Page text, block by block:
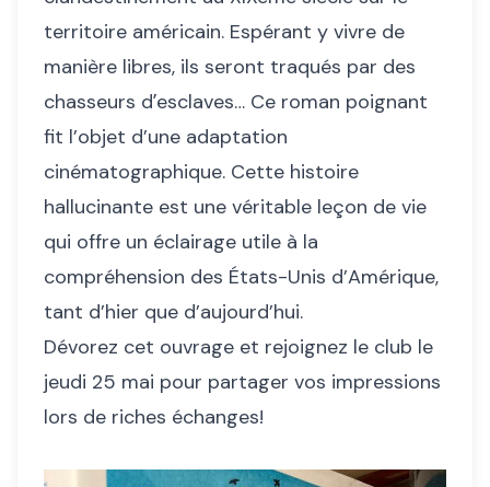
territoire américain. Espérant y vivre de
manière libres, ils seront traqués par des
chasseurs dʼesclaves… Ce roman poignant
fit l’objet d’une adaptation
cinématographique. Cette histoire
hallucinante est une véritable leçon de vie
qui offre un éclairage utile à la
compréhension des États-Unis d’Amérique,
tant d’hier que d’aujourd’hui.
Dévorez cet ouvrage et rejoignez le club le
jeudi 25 mai pour partager vos impressions
lors de riches échanges!